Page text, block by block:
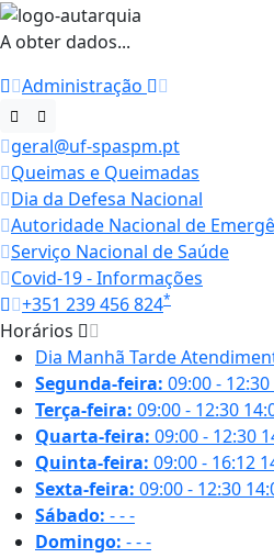
A obter dados...
Administração
geral@uf-spaspm.pt
Queimas e Queimadas
Dia da Defesa Nacional
Autoridade Nacional de
Serviço Nacional de Saúde
Covid-19 - Informações
+351 239 456 824*
Horários
Dia Manhã Tarde
Segunda-feira: 09:00 - 12:30
Terça-feira: 09:00 - 12:30
Quarta-feira: 09:00 - 12:30
Quinta-feira: 09:00 - 16:12
Sexta-feira: 09:00 - 12:30
Sábado: ---
Domingo: ---